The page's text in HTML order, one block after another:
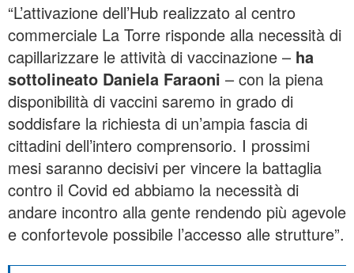
“L’attivazione dell’Hub realizzato al centro
commerciale La Torre risponde alla necessità di
capillarizzare le attività di vaccinazione – ha
sottolineato Daniela Faraoni – con la piena
disponibilità di vaccini saremo in grado di
soddisfare la richiesta di un’ampia fascia di
cittadini dell’intero comprensorio. I prossimi
mesi saranno decisivi per vincere la battaglia
contro il Covid ed abbiamo la necessità di
andare incontro alla gente rendendo più agevole
e confortevole possibile l’accesso alle strutture”.